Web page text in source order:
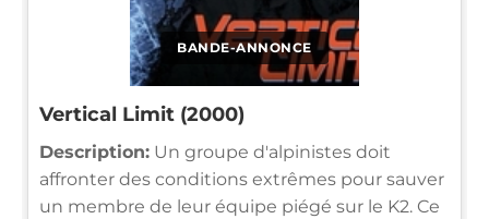
BANDE-ANNONCE
Vertical Limit (2000)
Description: Un groupe d'alpinistes doit
affronter des conditions extrêmes pour sauver
un membre de leur équipe piégé sur le K2. Ce